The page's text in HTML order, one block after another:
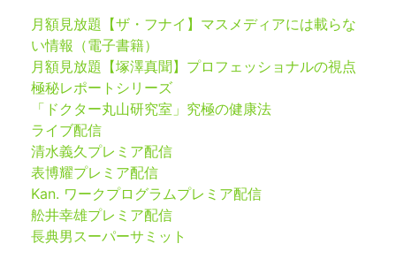
月額見放題【ザ・フナイ】マスメディアには載らな
い情報（電子書籍）
月額見放題【塚澤真聞】プロフェッショナルの視点
極秘レポートシリーズ
「ドクター丸山研究室」究極の健康法
ライブ配信
清水義久プレミア配信
表博耀プレミア配信
Kan. ワークプログラムプレミア配信
舩井幸雄プレミア配信
長典男スーパーサミット